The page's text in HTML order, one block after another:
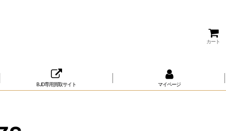
カート
BJD専用買取サイト マイページ